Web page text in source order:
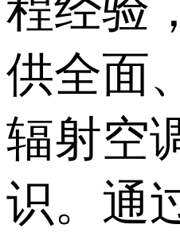
供全面
辐射空
识。通